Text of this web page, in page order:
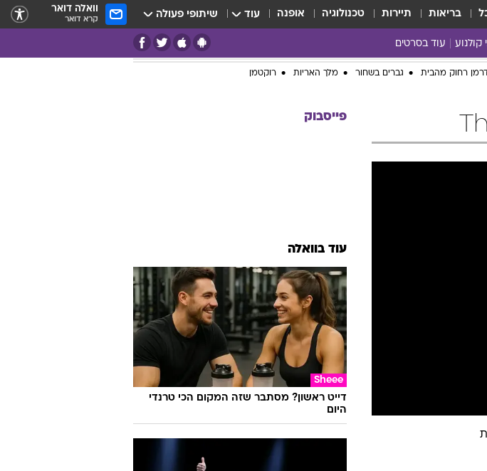
בריאות תיירות טכנולוגיה אופנה עוד שיתופי פעולה וואלה דואר
קרא דואר
קולנוע עוד בסרטים
כל הסרטים
רחוק מהבית גברים בשחור מלך האריות רוקטמן
פייסבוק
עוד בוואלה
Sheee
דייט ראשון? מסתבר שזה המקום הכי טרנדי
היום